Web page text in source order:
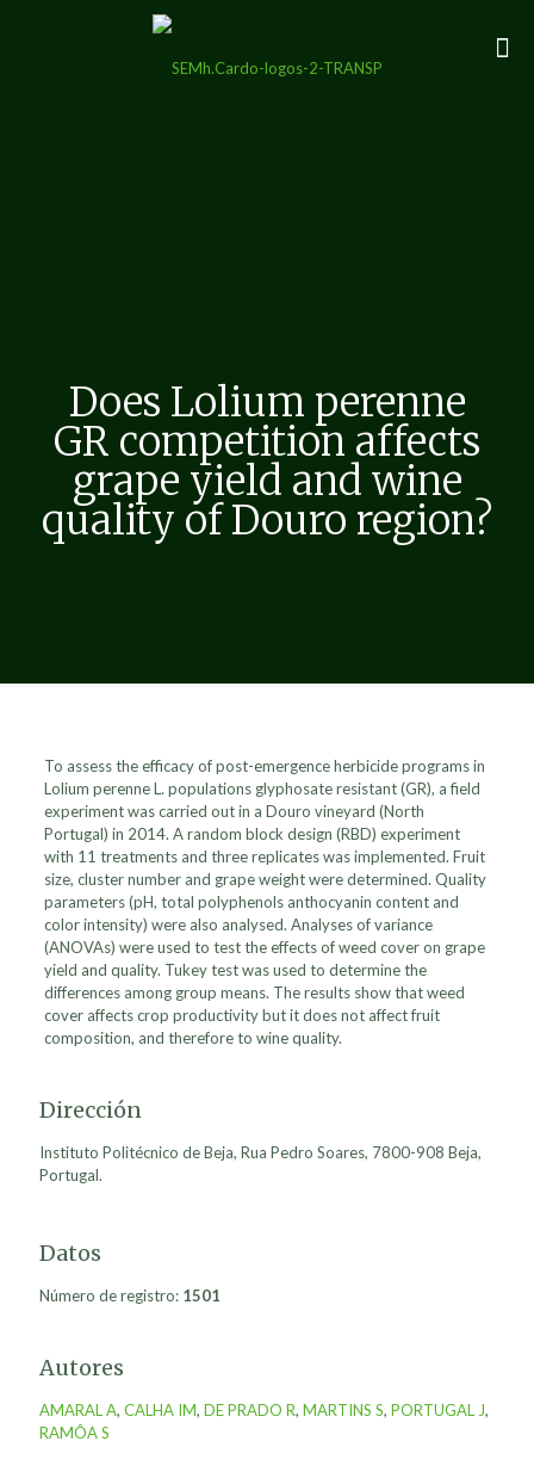
Does Lolium perenne
GR competition affects
grape yield and wine
quality of Douro region?
To assess the efficacy of post-emergence herbicide programs in
Lolium perenne L. populations glyphosate resistant (GR), a field
experiment was carried out in a Douro vineyard (North
Portugal) in 2014. A random block design (RBD) experiment
with 11 treatments and three replicates was implemented. Fruit
size, cluster number and grape weight were determined. Quality
parameters (pH, total polyphenols anthocyanin content and
color intensity) were also analysed. Analyses of variance
(ANOVAs) were used to test the effects of weed cover on grape
yield and quality. Tukey test was used to determine the
differences among group means. The results show that weed
cover affects crop productivity but it does not affect fruit
composition, and therefore to wine quality.
Dirección
Instituto Politécnico de Beja, Rua Pedro Soares, 7800-908 Beja,
Portugal.
Datos
Número de registro: 1501
Autores
AMARAL A, CALHA IM, DE PRADO R, MARTINS S, PORTUGAL J,
RAMÔA S